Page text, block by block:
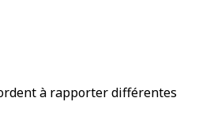
à rapporter différentes